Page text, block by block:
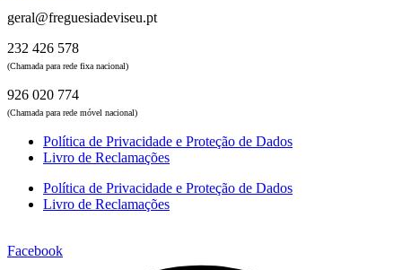
geral@freguesiadeviseu.pt
232 426 578
(Chamada para rede fixa nacional)
926 020 774
(Chamada para rede móvel nacional)
Política de Privacidade e Proteção de Dados
Livro de Reclamações
Política de Privacidade e Proteção de Dados
Livro de Reclamações
Facebook